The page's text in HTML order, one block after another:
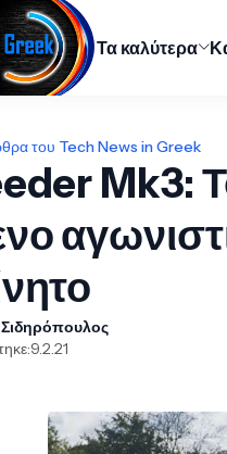
Τα καλύτερα
του Tech News in Greek
Mk3:
9.2.21